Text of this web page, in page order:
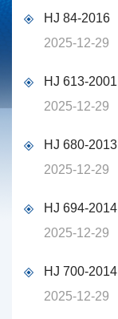
HJ 84-2016
2025-12-29
HJ 613-2001
2025-12-29
HJ 680-2013
2025-12-29
HJ 694-2014
2025-12-29
HJ 700-2014
2025-12-29